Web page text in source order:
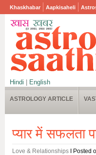
Khaskhabar Aapkisaheli
Hindi English
ASTROLOGY ARTICLE
प्‍यार में सफलता
Love & Relationships I Posted